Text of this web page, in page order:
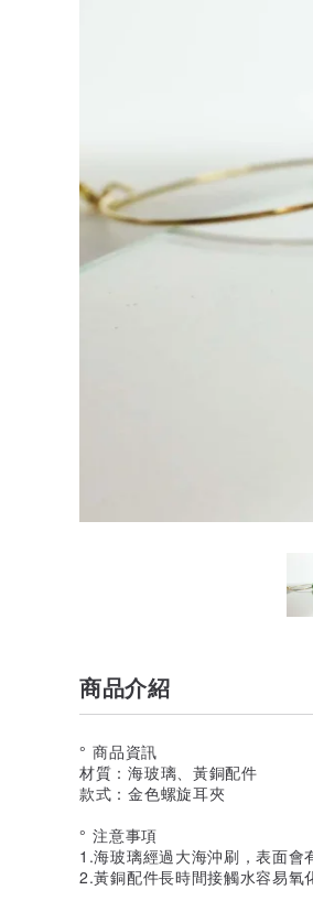
商品介紹
° 商品資訊
材質：海玻璃、黃銅配件
款式：金色螺旋耳夾
° 注意事項
1.海玻璃經過大海沖刷，表面會
2.黃銅配件長時間接觸水容易氧